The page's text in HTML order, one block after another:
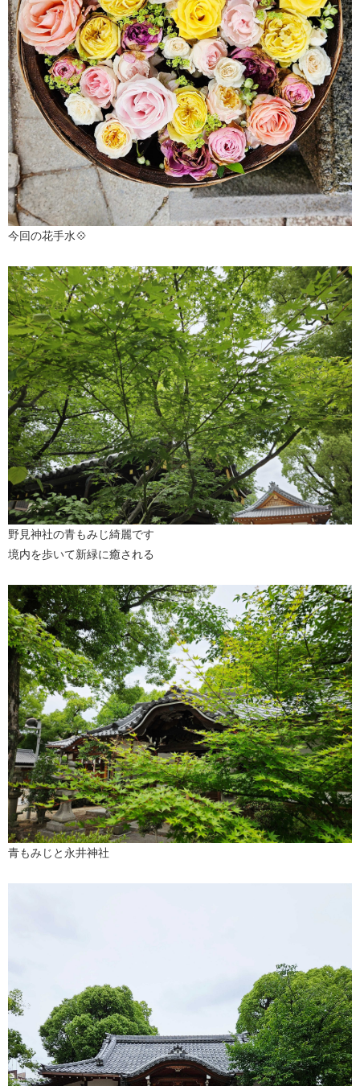
今回の花手水💠
野見神社の青もみじ綺麗です
境内を歩いて新緑に癒される
青もみじと永井神社